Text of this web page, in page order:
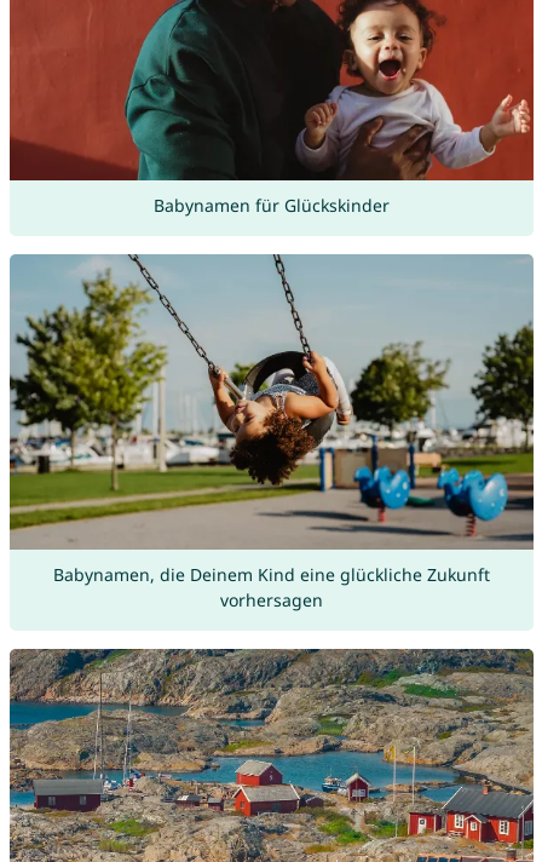
Babynamen für Glückskinder
Babynamen, die Deinem Kind eine glückliche Zukunft
vorhersagen